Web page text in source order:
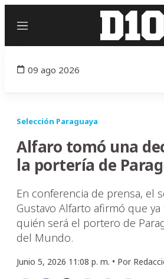
Menú
09 ago 2026
Selección Paraguaya
Alfaro tomó una
la portería de
En conferencia de prensa, el
Gustavo Alfarto afirmó que
quién será el portero de
del Mundo.
Junio 5, 2026 11:08 p. m. • Por